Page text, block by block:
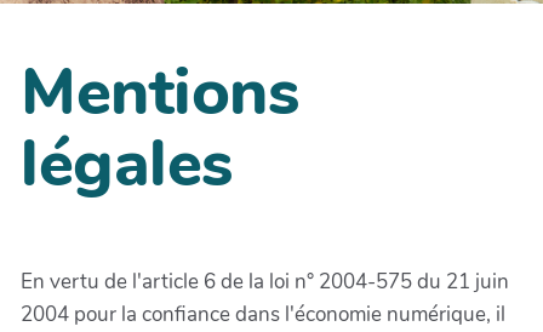
Mentions
légales
En vertu de l'article 6 de la loi n° 2004-575 du 21 juin
2004 pour la confiance dans l'économie numérique, il